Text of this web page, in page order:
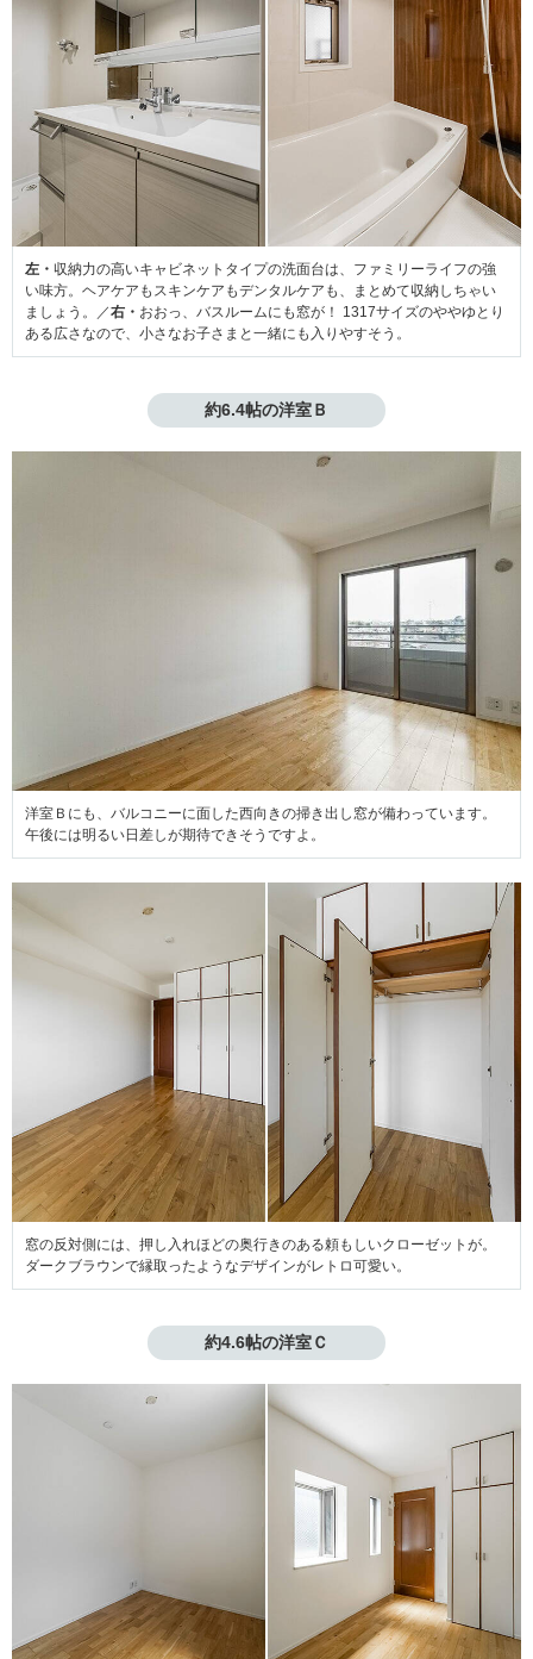
左・ 収納力の高いキャビネットタイプの洗面台は、ファミリーライフの強
い味方。ヘアケアもスキンケアもデンタルケアも、まとめて収納しちゃい
ましょう。／右・ おおっ、バスルームにも窓が！ 1317サイズのややゆとり
ある広さなので、小さなお子さまと一緒にも入りやすそう。
約6.4帖の洋室Ｂ
洋室Ｂにも、バルコニーに面した西向きの掃き出し窓が備わっています。
午後には明るい日差しが期待できそうですよ。
窓の反対側には、押し入れほどの奥行きのある頼もしいクローゼットが。
ダークブラウンで縁取ったようなデザインがレトロ可愛い。
約4.6帖の洋室Ｃ